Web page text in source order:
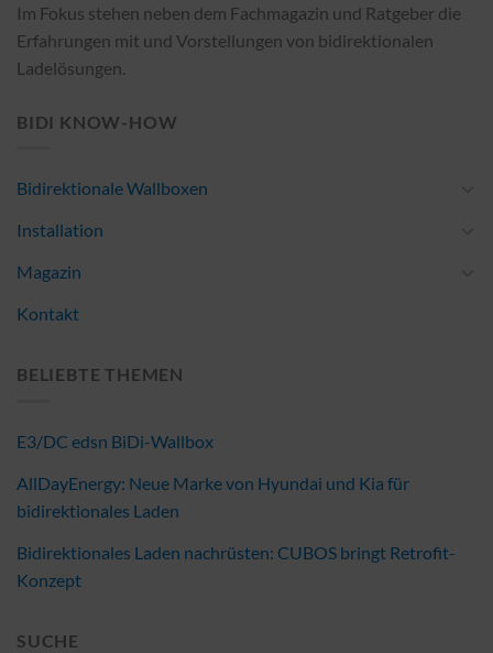
Im Fokus stehen neben dem Fachmagazin und Ratgeber die
Erfahrungen mit und Vorstellungen von bidirektionalen
Ladelösungen.
BIDI KNOW-HOW
Bidirektionale Wallboxen
Installation
Magazin
Kontakt
BELIEBTE THEMEN
E3/DC edsn BiDi-Wallbox
AllDayEnergy: Neue Marke von Hyundai und Kia für
bidirektionales Laden
Bidirektionales Laden nachrüsten: CUBOS bringt Retrofit-
Konzept
SUCHE